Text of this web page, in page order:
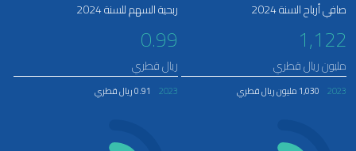
صافي أرباح السنة 2024
1,122
مليون ريال قطري
2023 1,030 مليون ريال قطري
ربحية السهم للسنة 2024
0.99
ريال قطري
2023 0.91 ريال قطري